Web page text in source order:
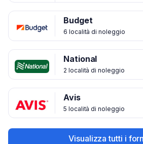
Budget
6 località di noleggio
National
2 località di noleggio
Avis
5 località di noleggio
Visualizza tutti i